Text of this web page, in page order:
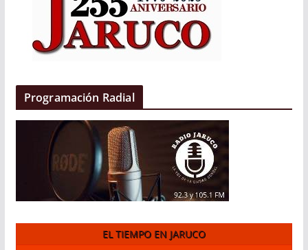
Programación Radial
EL TIEMPO EN JARUCO